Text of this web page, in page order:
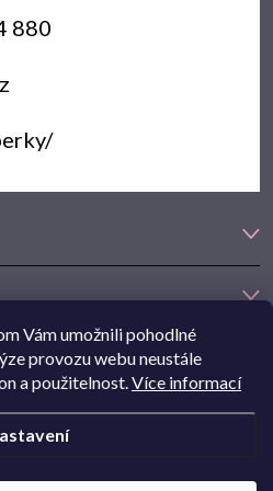
Vám umožnili pohodlné
provozu webu neustále
a použitelnost.Více informací
880
zlaté náušnice,dětské
z bílého zlata